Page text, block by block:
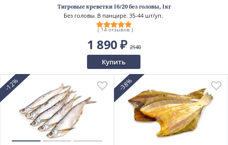
Тигровые креветки 16/20 без головы, 1кг
Без головы. В панцире. 35-44 шт/уп.
( 14 отзывов )
1 890 ₽ 2140
Купить
-12% -38%